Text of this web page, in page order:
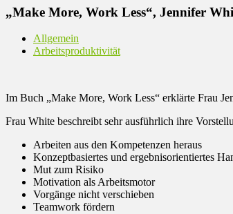
„Make More, Work Less“, Jennifer
Allgemein
Arbeitsproduktivität
Im Buch „Make More, Work Less“ erklärte Frau
Frau White beschreibt sehr ausführlich ihre
Arbeiten aus den Kompetenzen heraus
Konzeptbasiertes und ergebnisorientiertes
Mut zum Risiko
Motivation als Arbeitsmotor
Vorgänge nicht verschieben
Teamwork fördern